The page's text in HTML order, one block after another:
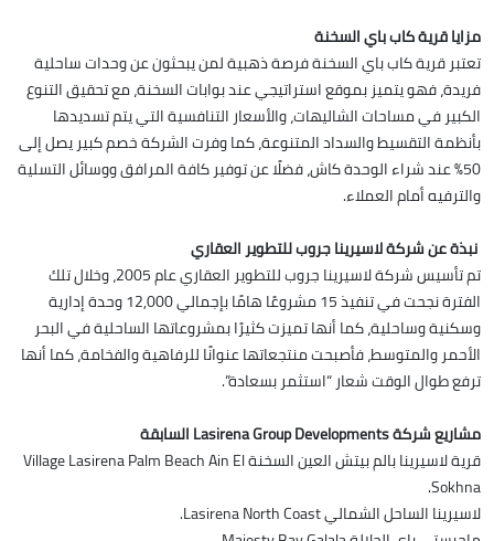
مزايا قرية كاب باي السخنة
تعتبر قرية كاب باي السخنة فرصة ذهبية لمن يبحثون عن وحدات ساحلية
فريدة، فهو يتميز بموقع استراتيجي عند بوابات السخنة، مع تحقيق التنوع
الكبير في مساحات الشاليهات، والأسعار التنافسية التي يتم تسديدها
بأنظمة التقسيط والسداد المتنوعة، كما وفرت الشركة خصم كبير يصل إلى
50% عند شراء الوحدة كاش، فضلًا عن توفير كافة المرافق ووسائل التسلية
والترفيه أمام العملاء.
نبذة عن شركة لاسيرينا جروب للتطوير العقاري
تم تأسيس شركة لاسيرينا جروب للتطوير العقاري عام 2005، وخلال تلك
الفترة نجحت في تنفيذ 15 مشروعًا هامًا بإجمالي 12,000 وحدة إدارية
وسكنية وساحلية، كما أنها تميزت كثيرًا بمشروعاتها الساحلية في البحر
الأحمر والمتوسط، فأصبحت منتجعاتها عنوانًا للرفاهية والفخامة، كما أنها
ترفع طوال الوقت شعار “استثمر بسعادة”.
مشاريع شركة Lasirena Group Developments السابقة
قرية لاسيرينا بالم بيتش العين السخنة Village Lasirena Palm Beach Ain El
Sokhna.
لاسيرينا الساحل الشمالي Lasirena North Coast.